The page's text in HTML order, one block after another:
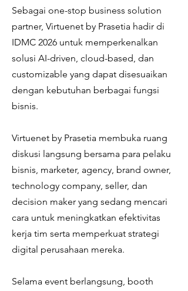
Sebagai one-stop business solution
partner, Virtuenet by Prasetia hadir di
IDMC 2026 untuk memperkenalkan
solusi AI-driven, cloud-based, dan
customizable yang dapat disesuaikan
dengan kebutuhan berbagai fungsi
bisnis.
Virtuenet by Prasetia membuka ruang
diskusi langsung bersama para pelaku
bisnis, marketer, agency, brand owner,
technology company, seller, dan
decision maker yang sedang mencari
cara untuk meningkatkan efektivitas
kerja tim serta memperkuat strategi
digital perusahaan mereka.
Selama event berlangsung, booth